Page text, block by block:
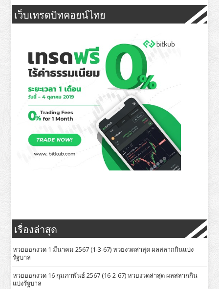
เว็บเทรดบิทคอยน์ไทย
เรื่องล่าสุด
หวยออกงวด 1 มีนาคม 2567 (1-3-67) หวยงวดล่าสุด ผลสลากกินแบ่ง
รัฐบาล
หวยออกงวด 16 กุมภาพันธ์ 2567 (16-2-67) หวยงวดล่าสุด ผลสลากกิน
แบ่งรัฐบาล